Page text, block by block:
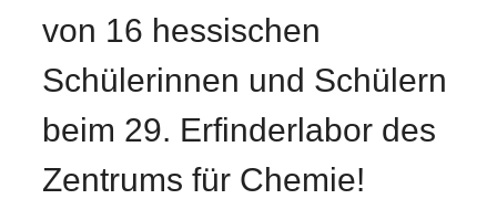
von 16 hessischen
Schülerinnen und Schülern
beim 29. Erfinderlabor des
Zentrums für Chemie!